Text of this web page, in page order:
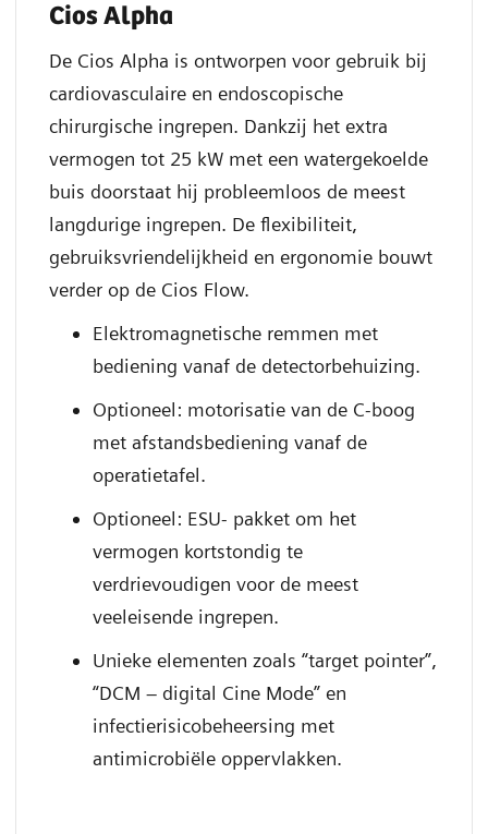
Cios Alpha
De Cios Alpha is ontworpen voor gebruik bij
cardiovasculaire en endoscopische
chirurgische ingrepen. Dankzij het extra
vermogen tot 25 kW met een watergekoelde
buis doorstaat hij probleemloos de meest
langdurige ingrepen. De flexibiliteit,
gebruiksvriendelijkheid en ergonomie bouwt
verder op de Cios Flow.
Elektromagnetische remmen met
bediening vanaf de detectorbehuizing.
Optioneel: motorisatie van de C-boog
met afstandsbediening vanaf de
operatietafel.
Optioneel: ESU- pakket om het
vermogen kortstondig te
verdrievoudigen voor de meest
veeleisende ingrepen.
Unieke elementen zoals “target pointer”,
“DCM – digital Cine Mode” en
infectierisicobeheersing met
antimicrobiële oppervlakken.